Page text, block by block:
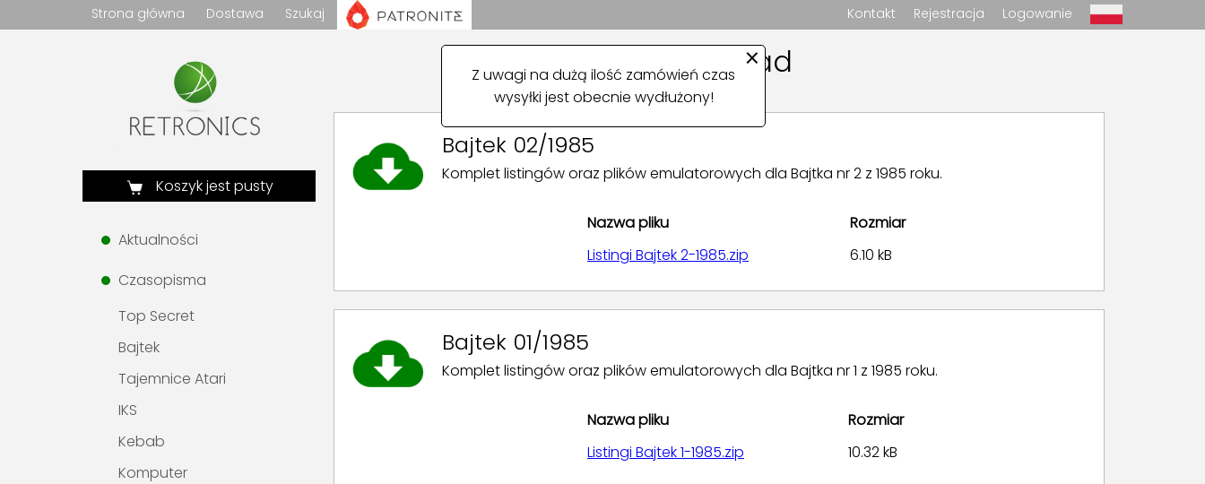
Z uwagi na dużą ilość zamówień czas
wysyłki jest obecnie wydłużony!
×
Strona główna Dostawa Logowanie
Rejestracja
Kontakt
Szukaj
Koszyk jest pusty
Aktualności
Czasopisma
Top Secret
Bajtek
Tajemnice Atari
IKS
Kebab
Komputer
Download
Bajtek 02/1985
Komplet listingów oraz plików emulatorowych dla Bajtka nr 2 z 1985 roku.
Nazwa pliku
Rozmiar
Listingi Bajtek 2-1985.zip
6.10 kB
Bajtek 01/1985
Komplet listingów oraz plików emulatorowych dla Bajtka nr 1 z 1985 roku.
Nazwa pliku
Rozmiar
Listingi Bajtek 1-1985.zip
10.32 kB